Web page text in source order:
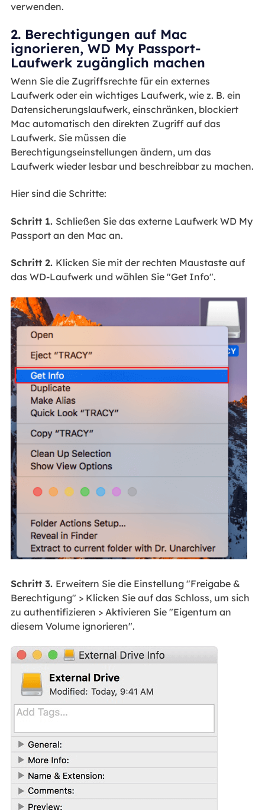
verwenden.
2. Berechtigungen auf Mac
ignorieren, WD My Passport-
Laufwerk zugänglich machen
Wenn Sie die Zugriffsrechte für ein externes
Laufwerk oder ein wichtiges Laufwerk, wie z. B. ein
Datensicherungslaufwerk, einschränken, blockiert
Mac automatisch den direkten Zugriff auf das
Laufwerk. Sie müssen die
Berechtigungseinstellungen ändern, um das
Laufwerk wieder lesbar und beschreibbar zu machen.
Hier sind die Schritte:
Schritt 1. Schließen Sie das externe Laufwerk WD My
Passport an den Mac an.
Schritt 2. Klicken Sie mit der rechten Maustaste auf
das WD-Laufwerk und wählen Sie "Get Info".
Schritt 3. Erweitern Sie die Einstellung "Freigabe &
Berechtigung" > Klicken Sie auf das Schloss, um sich
zu authentifizieren > Aktivieren Sie "Eigentum an
diesem Volume ignorieren".